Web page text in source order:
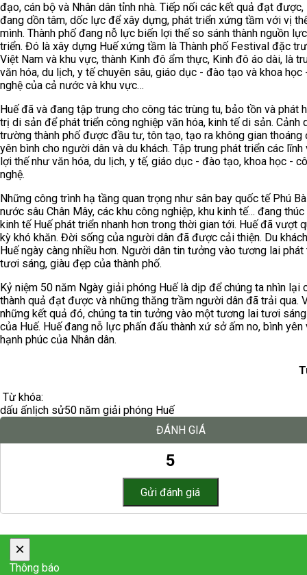
đạo, cán bộ và Nhân dân tỉnh nhà. Tiếp nối các kết quả đạt được,
đang dồn tâm, dốc lực để xây dựng, phát triển xứng tầm với vị
mình. Thành phố đang nỗ lực biến lợi thế so sánh thành nguồn
triển. Đó là xây dựng Huế xứng tầm là Thành phố Festival đặc
Việt Nam và khu vực, thành Kinh đô ẩm thực, Kinh đô áo dài, là
văn hóa, du lịch, y tế chuyên sâu, giáo dục - đào tạo và khoa học
nghệ của cả nước và khu vực…
Huế đã và đang tập trung cho công tác trùng tu, bảo tồn và phát
trị di sản để phát triển công nghiệp văn hóa, kinh tế di sản. Cảnh
trường thành phố được đầu tư, tôn tạo, tạo ra không gian thoáng
yên bình cho người dân và du khách. Tập trung phát triển các
lợi thế như văn hóa, du lịch, y tế, giáo dục - đào tạo, khoa học -
nghệ.
Những công trình hạ tầng quan trọng như sân bay quốc tế Phú
nước sâu Chân Mây, các khu công nghiệp, khu kinh tế… đang
kinh tế Huế phát triển nhanh hơn trong thời gian tới. Huế đã vượt
kỳ khó khăn. Đời sống của người dân đã được cải thiện. Du
Huế ngày càng nhiều hơn. Người dân tin tưởng vào tương lai phát
tươi sáng, giàu đẹp của thành phố.
Kỷ niệm 50 năm Ngày giải phóng Huế là dịp để chúng ta nhìn lại
thành quả đạt được và những thăng trầm người dân đã trải qua.
những kết quả đó, chúng ta tin tưởng vào một tương lai tươi
của Huế. Huế đang nỗ lực phấn đấu thành xứ sở ấm no, bình yên
hạnh phúc của Nhân dân.
Từ khóa:
dấu ấnlịch sử50 năm giải phóng Huế
ĐÁNH GIÁ
5
×
Thông báo